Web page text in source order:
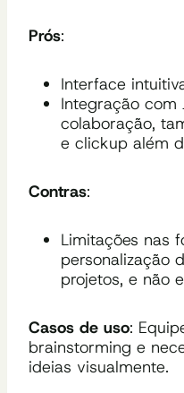
Prós:
Interface
Integração com
colaboração,
e clickup além
Contras:
Limitações nas
personalização
projetos, e não
Casos de uso:
brainstorming e
ideias visualmente.